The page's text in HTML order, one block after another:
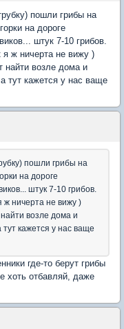
пошли грибы на
на дороге
штук 7-10 грибов.
я ж ничерта не вижу )
найти возле дома и
тут кажется у нас ваще
пошли грибы на
на дороге
штук 7-10 грибов.
ж ничерта не вижу )
возле дома и
кажется у нас ваще
где-то берут грибы
хоть отбавляй, даже